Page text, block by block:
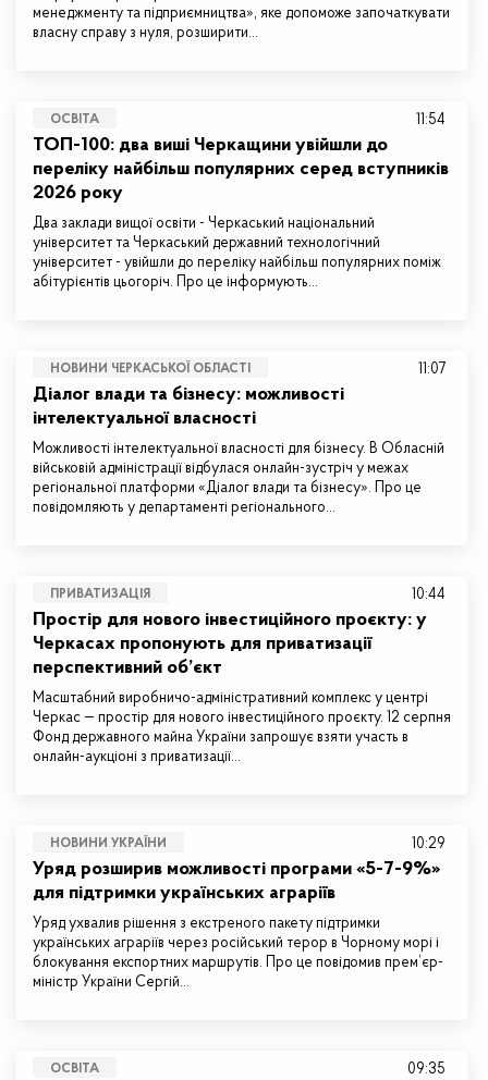
менеджменту та підприємництва», яке допоможе започаткувати
власну справу з нуля, розширити…
ОСВІТА
ТОП-100: два виші Черкащини увійшли до
переліку найбільш популярних серед вступників
2026 року
Два заклади вищої освіти - Черкаський національний
університет та Черкаський державний технологічний
університет - увійшли до переліку найбільш популярних поміж
абітурієнтів цьогоріч. Про це інформують…
11:54
НОВИНИ ЧЕРКАСЬКОЇ ОБЛАСТІ
Діалог влади та бізнесу: можливості
інтелектуальної власності
Можливості інтелектуальної власності для бізнесу. В Обласній
військовій адміністрації відбулася онлайн-зустріч у межах
регіональної платформи «Діалог влади та бізнесу». Про це
повідомляють у департаменті регіонального…
11:07
ПРИВАТИЗАЦІЯ
Простір для нового інвестиційного проєкту: у
Черкасах пропонують для приватизації
перспективний об’єкт
Масштабний виробничо-адміністративний комплекс у центрі
Черкас — простір для нового інвестиційного проєкту. 12 серпня
Фонд державного майна України запрошує взяти участь в
онлайн-аукціоні з приватизації…
10:44
НОВИНИ УКРАЇНИ
Уряд розширив можливості програми «5-7-9%»
для підтримки українських аграріїв
Уряд ухвалив рішення з екстреного пакету підтримки
українських аграріїв через російський терор в Чорному морі і
блокування експортних маршрутів. Про це повідомив прем’єр-
міністр України Сергій…
10:29
ОСВІТА 09:35